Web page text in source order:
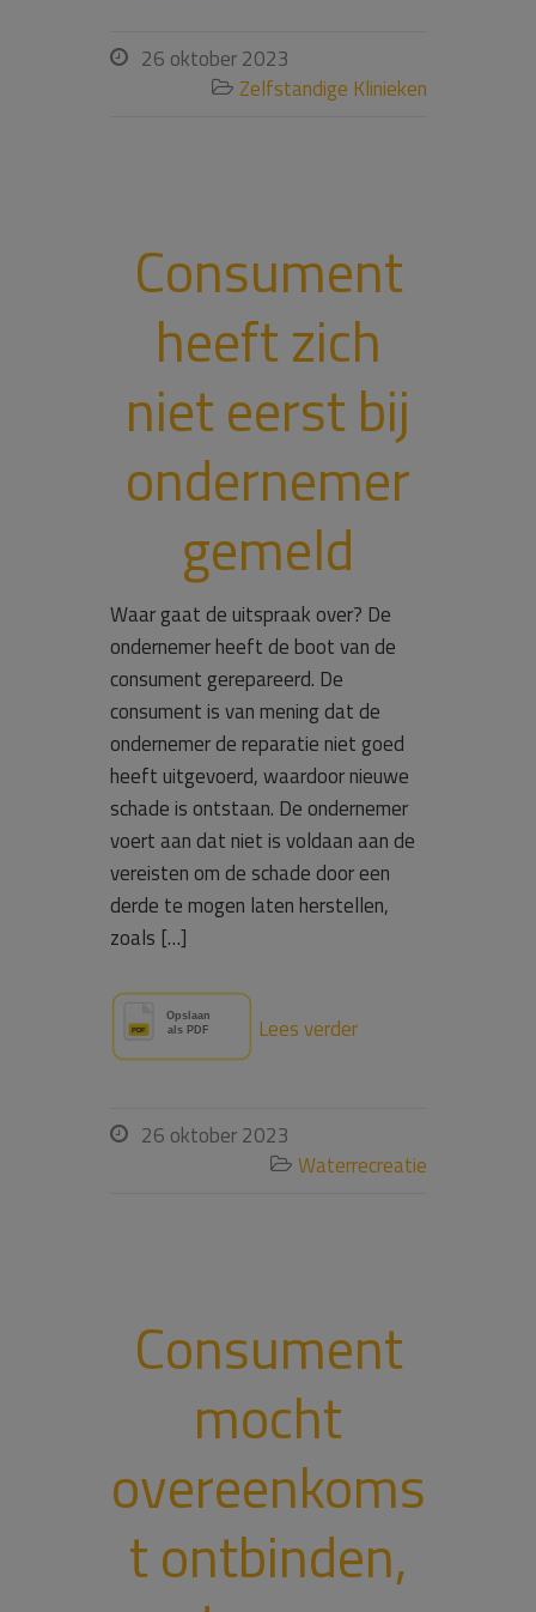
 26 oktober 2023
 Zelfstandige Klinieken
Consument
heeft zich
niet eerst bij
ondernemer
gemeld
Waar gaat de uitspraak over? De
ondernemer heeft de boot van de
consument gerepareerd. De
consument is van mening dat de
ondernemer de reparatie niet goed
heeft uitgevoerd, waardoor nieuwe
schade is ontstaan. De ondernemer
voert aan dat niet is voldaan aan de
vereisten om de schade door een
derde te mogen laten herstellen,
zoals […]
Lees verder
 26 oktober 2023
 Waterrecreatie
Consument
mocht
overeenkoms
t ontbinden,